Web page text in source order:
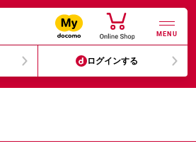
MENU
ログインする